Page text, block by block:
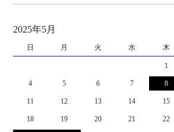
2025年5月
日 月 火 水 木
1
4 5 6 7 8
11 12 13 14 15
18 19 20 21 22